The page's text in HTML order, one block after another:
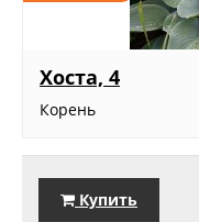
Хоста, 4
Корень
Купить